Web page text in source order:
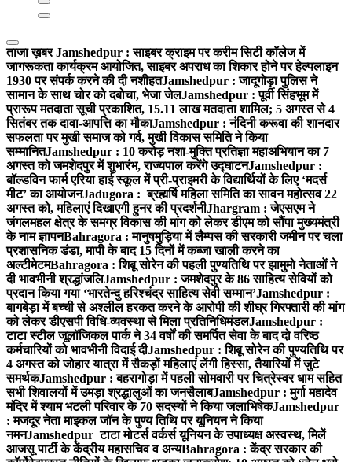
ताजा ख़बरJamshedpur : साइबर क्राइम पर करीम सिटी कॉलेज में
जागरूकता कार्यक्रम आयोजित, साइबर अपराध का शिकार होने पर हेल्पलाइन
1930 पर संपर्क करने की दी नशीहतJamshedpur : जादूगोड़ा पुलिस ने
सामान के साथ चोर को दबोचा, भेजा जेलJamshedpur : पूर्वी सिंहभूम में
प्रारूप मतदाता सूची प्रकाशित, 15.11 लाख मतदाता शामिल; 5 अगस्त से 4
सितंबर तक दावा-आपत्ति का मौकाJamshedpur : नंदिनी करूवा की शानदार
सफलता पर मुखी समाज को गर्व, मुखी विकास समिति ने किया
सम्मानितJamshedpur : 10 करोड़ नशा-मुक्ति प्रतिज्ञा महाअभियान का 7
अगस्त को जमशेदपुर में शुभारंभ, राज्यपाल करेंगे उद्घाटनJamshedpur :
बॉल्डविन फार्म एरिया हाई स्कूल में प्री-प्राइमरी के विद्यार्थियों के लिए ‘मदर्स
मीट’ का आयोजनJadugora : ब्रह्मर्षि महिला समिति का सावन महोत्सव 22
अगस्त को, महिलाएं दिखाएगी हुनर की प्रदर्शनीJhargram : जेएसएम ने
जंगलमहल क्षेत्र के समग्र विकास की मांग को लेकर डीएम को सौंपा मुख्यमंत्री
के नाम ज्ञापनBahragora : मानुषमुड़िया में लैम्पस की सरकारी जमीन पर चला
प्रशासनिक डंडा, मापी के बाद 15 दिनों में कब्जा खाली करने का
अल्टीमेटमBahragora : शिबू सोरेन की पहली पुण्यतिथि पर झामुमो नेताओं ने
दी भावभीनी श्रद्धांजलिJamshedpur : जमशेदपुर के 86 साहित्य सेवियों को
प्रदान किया गया ‘भारतेन्दु हरिश्चंद्र साहित्य सेवी सम्मान’Jamshedpur :
बागबेड़ा में बच्ची से अश्लील हरकत करने के आरोपी की शीघ्र गिरफ्तारी की मांग
को लेकर डीएसपी विधि-व्यवस्था से मिला प्रतिनिधिमंडलJamshedpur :
टाटा स्टील जूलॉजिकल पार्क ने 34 वर्षों की समर्पित सेवा के बाद दो वरिष्ठ
कर्मचारियों को भावभीनी विदाई दीJamshedpur : शिबू सोरेन की पुण्यतिथि पर
4 अगस्त को जोहार यात्रा में सैकड़ों महिलाएं लेंगी हिस्सा, तैयारियों में जुटे
समर्थकJamshedpur : बहरागोड़ा में पहली सोमवारी पर चित्रेस्वर धाम सहित
सभी शिवालयों में उमड़ा श्रद्धालुओं का जनसैलाबJamshedpur : मुर्गा महादेव
मंदिर में श्याम भटली परिवार के 70 सदस्यों ने किया जलाभिषेकJamshedpur
: मजदूर नेता माइकल जॉन के पुण्य तिथि पर यूनियन ने किया
नमनJamshedpur टाटा मोटर्स वर्कर्स यूनियन के उपाध्यक्ष अस्वस्थ, मिलें
आजसू पार्टी के केंद्रीय महासचिव व अन्यBahragora : केंद्र सरकार की